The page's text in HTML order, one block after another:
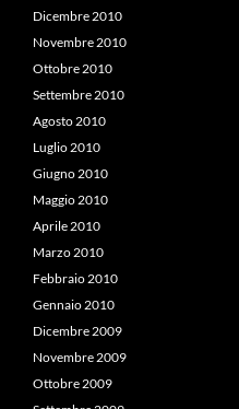
Dicembre 2010
Novembre 2010
Ottobre 2010
Settembre 2010
Agosto 2010
Luglio 2010
Giugno 2010
Maggio 2010
Aprile 2010
Marzo 2010
Febbraio 2010
Gennaio 2010
Dicembre 2009
Novembre 2009
Ottobre 2009